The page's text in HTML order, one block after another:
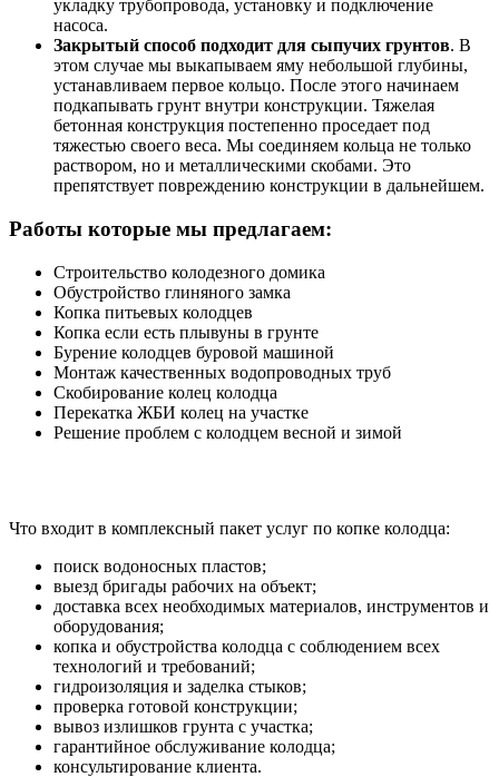
укладку трубопровода, установку и подключение
насоса.
Закрытый способ подходит для сыпучих грунтов. В
этом случае мы выкапываем яму небольшой глубины,
устанавливаем первое кольцо. После этого начинаем
подкапывать грунт внутри конструкции. Тяжелая
бетонная конструкция постепенно проседает под
тяжестью своего веса. Мы соединяем кольца не только
раствором, но и металлическими скобами. Это
препятствует повреждению конструкции в дальнейшем.
Работы которые мы предлагаем:
Строительство колодезного домика
Обустройство глиняного замка
Копка питьевых колодцев
Копка если есть плывуны в грунте
Бурение колодцев буровой машиной
Монтаж качественных водопроводных труб
Скобирование колец колодца
Перекатка ЖБИ колец на участке
Решение проблем с колодцем весной и зимой
Что входит в комплексный пакет услуг по копке колодца:
поиск водоносных пластов;
выезд бригады рабочих на объект;
доставка всех необходимых материалов, инструментов и
оборудования;
копка и обустройства колодца с соблюдением всех
технологий и требований;
гидроизоляция и заделка стыков;
проверка готовой конструкции;
вывоз излишков грунта с участка;
гарантийное обслуживание колодца;
консультирование клиента.